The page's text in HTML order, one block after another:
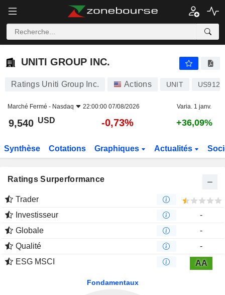
UNITI GROUP INC.
UNITI GROUP INC.
Ratings Uniti Group Inc. Actions UNIT
Marché Fermé - Nasdaq 22:00:00 07/08/2026 Varia. 1 janv.
9,540 USD -0,73% +36,09%
Synthèse Cotations Graphiques Actualités
Ratings Surperformance
Trader
Investisseur
-
Globale
-
Qualité
-
ESG MSCI
AA